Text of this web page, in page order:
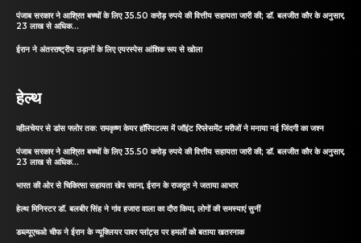
पंजाब सरकार ने आश्रित बच्चों के लिए 35.50 करोड़ रुपये की वित्तीय सहायता जारी की; डॉ. बलजीत कौर के अनुसार,
23 लाख से अधिक...
ईरान ने अंतरराष्ट्रीय उड़ानों के लिए एयरस्पेस आंशिक रूप से खोला
हेल्थ
व्हीलचेयर से डांस फ्लोर तक: रामकृष्ण केयर हॉस्पिटल्स में जॉइंट रिप्लेसमेंट मरीजों ने मनाया नई जिंदगी का जश्न
पंजाब सरकार ने आश्रित बच्चों के लिए 35.50 करोड़ रुपये की वित्तीय सहायता जारी की; डॉ. बलजीत कौर के अनुसार,
23 लाख से अधिक...
भारत की ओर से चिकित्सा सहायता खेप रवाना, ईरान के राजदूत ने जताया आभार
हेल्थ मिनिस्टर डॉ. बलबीर सिंह ने गांव हजारा वाला का दौरा किया, लोगों की समस्याएं सुनीं
डब्ल्यूएचओ चीफ ने ईरान के न्यूक्लियर पावर प्लांट्स पर हमलों को बताया खतरनाक